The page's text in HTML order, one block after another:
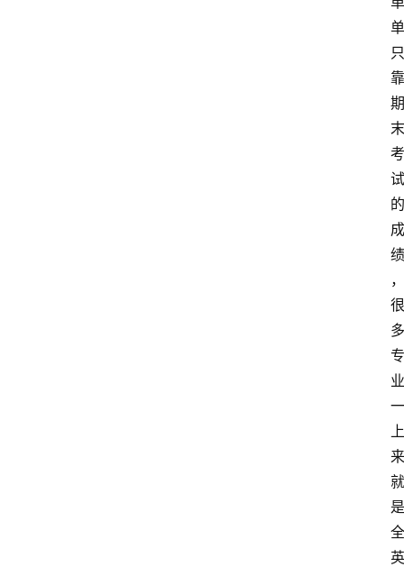
单
只
靠
期
末
考
试
的
成
绩
，
很
多
专
业
一
上
来
就
是
全
英